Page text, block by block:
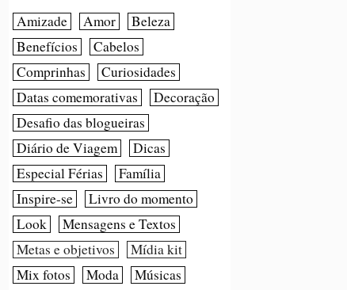
Amizade Amor
Beleza
Benefícios
Cabelos
Comprinhas
Curiosidades
Datas comemorativas
Decoração
Desafio das blogueiras
Diário de Viagem
Dicas
Especial Férias
Família
Inspire-se
Livro do momento
Look
Mensagens e Textos
Metas e objetivos
Mídia kit
Mix fotos
Moda
Músicas